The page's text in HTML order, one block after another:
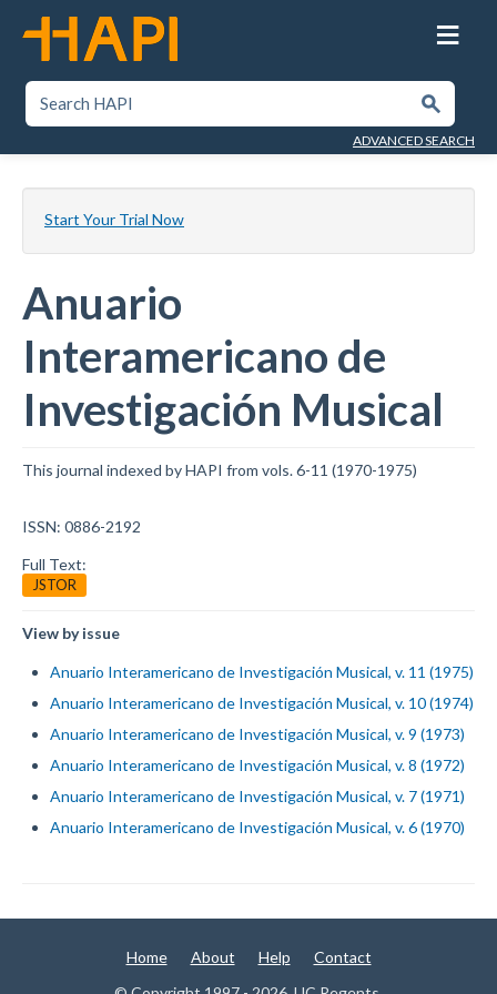
to
content
SEARCH HAPI
Submit
ADVANCED SEARCH
Start Your Trial Now
Anuario
Interamericano de
Investigación Musical
This journal indexed by HAPI from vols. 6-11 (1970-1975)
ISSN: 0886-2192
Full Text:
JSTOR
View by issue
Anuario Interamericano de Investigación Musical, v. 11 (1975)
Anuario Interamericano de Investigación Musical, v. 10 (1974)
Anuario Interamericano de Investigación Musical, v. 9 (1973)
Anuario Interamericano de Investigación Musical, v. 8 (1972)
Anuario Interamericano de Investigación Musical, v. 7 (1971)
Anuario Interamericano de Investigación Musical, v. 6 (1970)
Home About Help
Contact